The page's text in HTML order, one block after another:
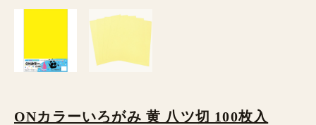
ONカラーいろがみ 黄 八ツ切 100枚入
100
入